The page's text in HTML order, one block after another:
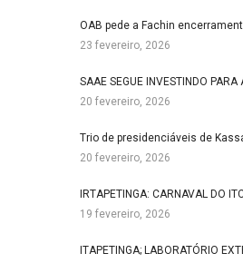
OAB pede a Fachin
23 fevereiro, 2026
SAAE SEGUE INVESTINDO
20 fevereiro, 2026
Trio de presidenciáveis de
20 fevereiro, 2026
IRTAPETINGA: CARNAVAL DO
19 fevereiro, 2026
ITAPETINGA; LABORATÓRIO